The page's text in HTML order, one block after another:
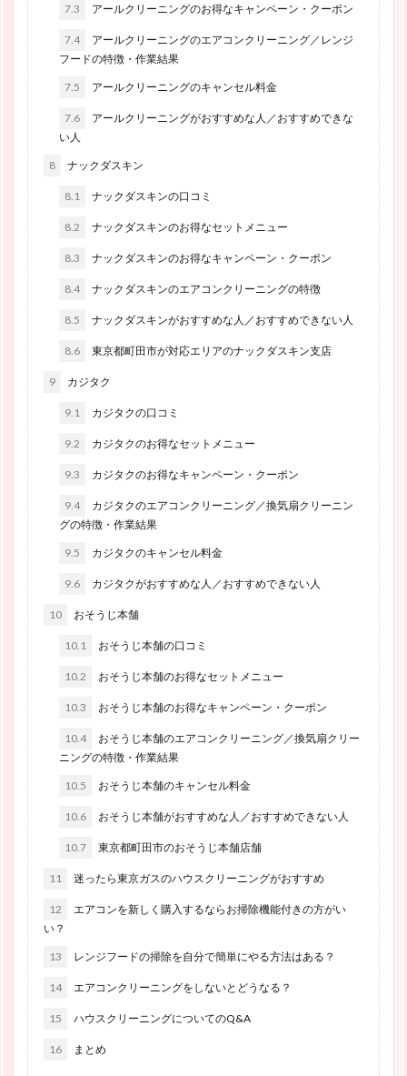
7.3 アールクリーニングのお得なキャンペーン・クーポン
7.4
アールクリーニングのエアコンクリーニング／レンジ
フードの特徴・作業結果
7.5 アールクリーニングのキャンセル料金
7.6
アールクリーニングがおすすめな人／おすすめできな
い人
8 ナックダスキン
8.1 ナックダスキンの口コミ
8.2 ナックダスキンのお得なセットメニュー
8.3 ナックダスキンのお得なキャンペーン・クーポン
8.4 ナックダスキンのエアコンクリーニングの特徴
8.5 ナックダスキンがおすすめな人／おすすめできない人
8.6 東京都町田市が対応エリアのナックダスキン支店
9 カジタク
9.1 カジタクの口コミ
9.2 カジタクのお得なセットメニュー
9.3 カジタクのお得なキャンペーン・クーポン
9.4
カジタクのエアコンクリーニング／換気扇クリーニン
グの特徴・作業結果
9.5 カジタクのキャンセル料金
9.6 カジタクがおすすめな人／おすすめできない人
10 おそうじ本舗
10.1 おそうじ本舗の口コミ
10.2 おそうじ本舗のお得なセットメニュー
10.3 おそうじ本舗のお得なキャンペーン・クーポン
10.4
おそうじ本舗のエアコンクリーニング／換気扇クリー
ニングの特徴・作業結果
10.5 おそうじ本舗のキャンセル料金
10.6 おそうじ本舗がおすすめな人／おすすめできない人
10.7 東京都町田市のおそうじ本舗店舗
11 迷ったら東京ガスのハウスクリーニングがおすすめ
12
エアコンを新しく購入するならお掃除機能付きの方がい
い？
13 レンジフードの掃除を自分で簡単にやる方法はある？
14 エアコンクリーニングをしないとどうなる？
15 ハウスクリーニングについてのQ&A
16 まとめ